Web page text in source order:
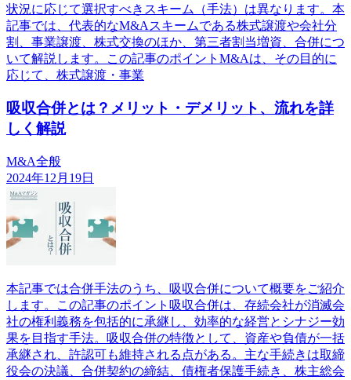
状況に応じて選択すべきスキーム（手法）は異なります。本
記事では、代表的なM&Aスキームである株式譲渡や会社分
割、事業譲渡、株式交換のほか、第三者割当増資、合併につ
いて解説します。この記事のポイントM&Aは、その目的に
応じて、株式譲渡・事業
吸収合併とは？メリット・デメリット、流れを詳
しく解説
M&A全般
2024年12月19日
本記事では合併手法のうち、吸収合併について概要をご紹介
します。この記事のポイント吸収合併は、存続会社が消滅会
社の権利義務を包括的に承継し、効率的な経営とシナジー効
果を目指す手法。吸収合併の特徴として、資産や負債が一括
承継され、許認可も維持される点がある。主な手続きは取締
役会の決議、合併契約の締結、債権者保護手続き、株主総会